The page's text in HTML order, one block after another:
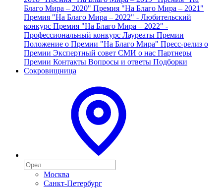
Благо Мира – 2020" Премия "На Благо Мира – 2021"
Премия "На Благо Мира – 2022" - Любительский
конкурс Премия "На Благо Мира – 2022" -
Профессиональный конкурс Лауреаты Премии
Положение о Премии "На Благо Мира" Пресс-релиз о
Премии Экспертный совет СМИ о нас Партнеры
Премии Контакты Вопросы и ответы Подборки
Сокровищница
Москва
Санкт-Петербург